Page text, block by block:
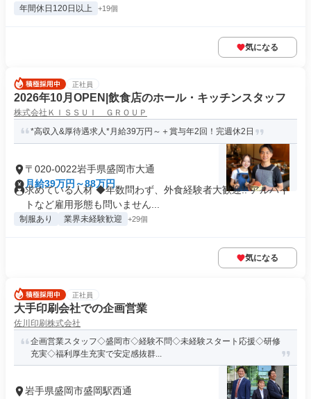
年間休日120日以上 +19個
気になる
正社員
2026年10月OPEN|飲食店のホール・キッチンスタッフ
株式会社ＫＩＳＳＵＩ ＧＲＯＵＰ
*高収入&厚待遇求人*月給39万円～＋賞与年2回！完週休2日
〒020-0022岩手県盛岡市大通
月給39万円～88万円
求めている人材 ◆年数問わず、外食経験者大歓迎!! アルバイ
トなど雇用形態も問いません...
制服あり 業界未経験歓迎 +29個
気になる
正社員
大手印刷会社での企画営業
佐川印刷株式会社
企画営業スタッフ◇盛岡市◇経験不問◇未経験スタート応援◇研修
充実◇福利厚生充実で安定感抜群...
岩手県盛岡市盛岡駅西通